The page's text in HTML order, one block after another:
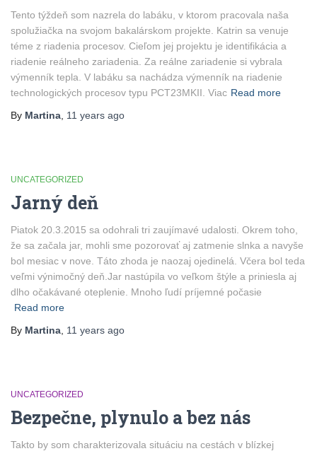
Tento týždeň som nazrela do labáku, v ktorom pracovala naša
spolužiačka na svojom bakalárskom projekte. Katrin sa venuje
téme z riadenia procesov. Cieľom jej projektu je identifikácia a
riadenie reálneho zariadenia. Za reálne zariadenie si vybrala
výmenník tepla. V labáku sa nachádza výmenník na riadenie
technologických procesov typu PCT23MKII. Viac Read more
By Martina 11 years ago
UNCATEGORIZED
Jarný deň
Piatok 20.3.2015 sa odohrali tri zaujímavé udalosti. Okrem toho,
že sa začala jar, mohli sme pozorovať aj zatmenie slnka a navyše
bol mesiac v nove. Táto zhoda je naozaj ojedinelá. Včera bol teda
veľmi výnimočný deň.Jar nastúpila vo veľkom štýle a priniesla aj
dlho očakávané oteplenie. Mnoho ľudí príjemné počasie
Read more
By Martina 11 years ago
UNCATEGORIZED
Bezpečne, plynulo a bez nás
Takto by som charakterizovala situáciu na cestách v blízkej